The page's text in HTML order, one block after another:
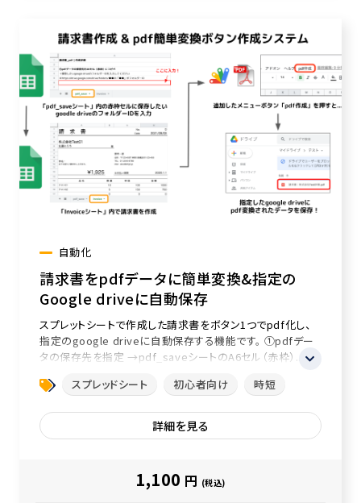
自動化
請求書をpdfデータに簡単変換&指定の
Google driveに自動保存
スプレットシートで作成した請求書をボタン1つでpdf化し、
指定のgoogle driveに自動保存する機能です。 ①pdfデー
タの保存先を指定 →pdf_saveシートのA6セル（赤枠）...
スプレッドシート
初心者向け 時短
詳細を見る
1,100 円 (税込)